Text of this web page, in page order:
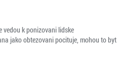
vedou k ponizovani lidske
jako obtezovani pocituje, mohou to byt